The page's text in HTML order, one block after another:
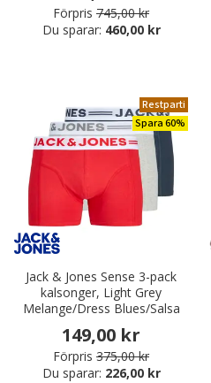
Förpris 745,00 kr
Du sparar: 460,00 kr
Restparti
Spara 60%
Jack & Jones Sense 3-pack
kalsonger, Light Grey
Melange/Dress Blues/Salsa
149,00 kr
Förpris 375,00 kr
Du sparar: 226,00 kr